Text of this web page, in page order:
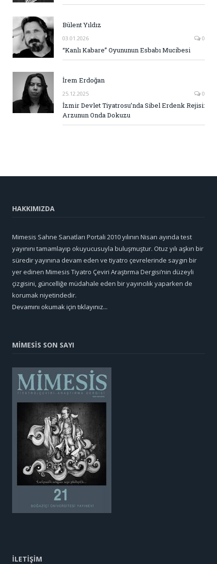
Bülent Yıldız
03.01.2026 0
“Kanlı Kabare” Oyununun Esbabı Mucibesi
İrem Erdoğan
25.12.2025 0
İzmir Devlet Tiyatrosu’nda Sibel Erdenk Rejisi:
Arzunun Onda Dokuzu
HAKKIMIZDA
Mimesis Sahne Sanatları Portali 2010 yılının Nisan ayında test
yayınını tamamlayıp okuyucusuyla buluşmuştur. Otuz yılı aşkın bir
süredir yayınına devam eden ve tiyatro çevrelerinde saygın bir
yer edinen Mimesis Tiyatro Çeviri Araştırma Dergisi’nin düzeyli
çizgisini, güncelliğe müdahale eden bir yayıncılık yaparken de
korumak niyetindedir.
Devamını okumak için tıklayınız...
MİMESİS SON SAYI
İLETİŞİM